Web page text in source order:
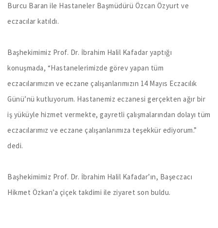
Burcu Baran ile Hastaneler Başmüdürü Özcan Özyurt ve
eczacılar katıldı.
Başhekimimiz Prof. Dr. İbrahim Halil Kafadar yaptığı
konuşmada, “Hastanelerimizde görev yapan tüm
eczacılarımızın ve eczane çalışanlarımızın 14 Mayıs Eczacılık
Günü’nü kutluyorum. Hastanemiz eczanesi gerçekten ağır bir
iş yüküyle hizmet vermekte, gayretli çalışmalarından dolayı tüm
eczacılarımız ve eczane çalışanlarımıza teşekkür ediyorum.”
dedi.
Başhekimimiz Prof. Dr. İbrahim Halil Kafadar’ın, Başeczacı
Hikmet Özkan’a çiçek takdimi ile ziyaret son buldu.